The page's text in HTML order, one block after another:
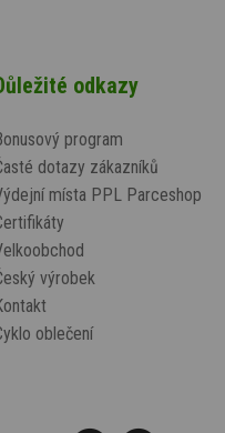
odkazy
program
dotazy zákazníků
místa PPL Parceshop
výrobek
oblečení